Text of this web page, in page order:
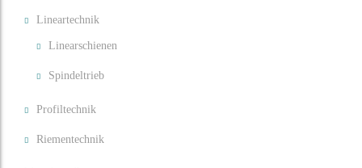
Lineartechnik
Linearschienen
Spindeltrieb
Profiltechnik
Riementechnik